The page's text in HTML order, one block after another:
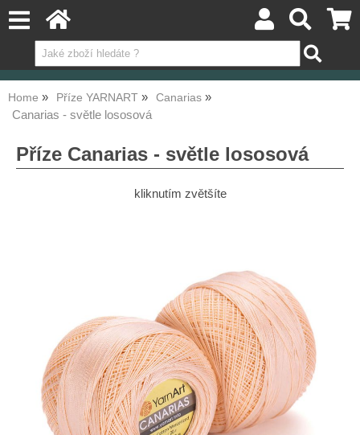
Home Příze YARNART Canarias
Canarias - světle lososová
Příze Canarias - světle lososová
kliknutím zvětšíte